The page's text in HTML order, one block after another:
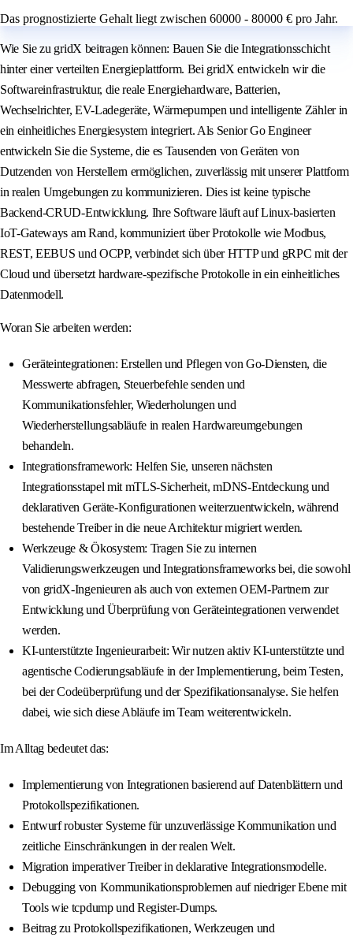
Das prognostizierte Gehalt liegt zwischen 60000 - 80000 € pro Jahr.
Wie Sie zu gridX beitragen können: Bauen Sie die Integrationsschicht
hinter einer verteilten Energieplattform. Bei gridX entwickeln wir die
Softwareinfrastruktur, die reale Energiehardware, Batterien,
Wechselrichter, EV-Ladegeräte, Wärmepumpen und intelligente Zähler in
ein einheitliches Energiesystem integriert. Als Senior Go Engineer
entwickeln Sie die Systeme, die es Tausenden von Geräten von
Dutzenden von Herstellern ermöglichen, zuverlässig mit unserer Plattform
in realen Umgebungen zu kommunizieren. Dies ist keine typische
Backend-CRUD-Entwicklung. Ihre Software läuft auf Linux-basierten
IoT-Gateways am Rand, kommuniziert über Protokolle wie Modbus,
REST, EEBUS und OCPP, verbindet sich über HTTP und gRPC mit der
Cloud und übersetzt hardware-spezifische Protokolle in ein einheitliches
Datenmodell.
Woran Sie arbeiten werden:
Geräteintegrationen: Erstellen und Pflegen von Go-Diensten, die
Messwerte abfragen, Steuerbefehle senden und
Kommunikationsfehler, Wiederholungen und
Wiederherstellungsabläufe in realen Hardwareumgebungen
behandeln.
Integrationsframework: Helfen Sie, unseren nächsten
Integrationsstapel mit mTLS-Sicherheit, mDNS-Entdeckung und
deklarativen Geräte-Konfigurationen weiterzuentwickeln, während
bestehende Treiber in die neue Architektur migriert werden.
Werkzeuge & Ökosystem: Tragen Sie zu internen
Validierungswerkzeugen und Integrationsframeworks bei, die sowohl
von gridX-Ingenieuren als auch von externen OEM-Partnern zur
Entwicklung und Überprüfung von Geräteintegrationen verwendet
werden.
KI-unterstützte Ingenieurarbeit: Wir nutzen aktiv KI-unterstützte und
agentische Codierungsabläufe in der Implementierung, beim Testen,
bei der Codeüberprüfung und der Spezifikationsanalyse. Sie helfen
dabei, wie sich diese Abläufe im Team weiterentwickeln.
Im Alltag bedeutet das:
Implementierung von Integrationen basierend auf Datenblättern und
Protokollspezifikationen.
Entwurf robuster Systeme für unzuverlässige Kommunikation und
zeitliche Einschränkungen in der realen Welt.
Migration imperativer Treiber in deklarative Integrationsmodelle.
Debugging von Kommunikationsproblemen auf niedriger Ebene mit
Tools wie tcpdump und Register-Dumps.
Beitrag zu Protokollspezifikationen, Werkzeugen und